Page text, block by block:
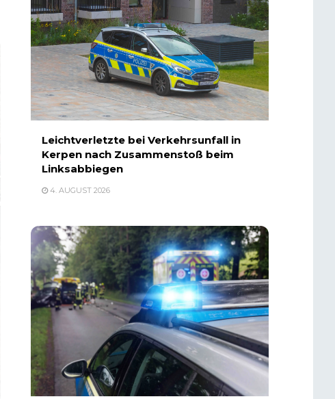
Leichtverletzte bei Verkehrsunfall in
Kerpen nach Zusammenstoß beim
Linksabbiegen
4. AUGUST 2026